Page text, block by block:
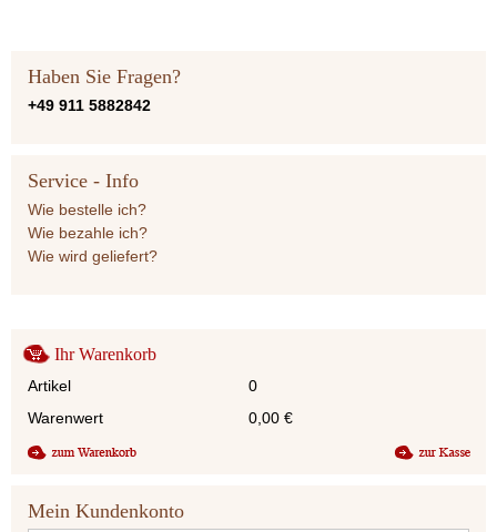
Haben Sie Fragen?
+49 911 5882842
Service - Info
Wie bestelle ich?
Wie bezahle ich?
Wie wird geliefert?
Ihr Warenkorb
Artikel
0
Warenwert
0,00 €
Mein Kundenkonto